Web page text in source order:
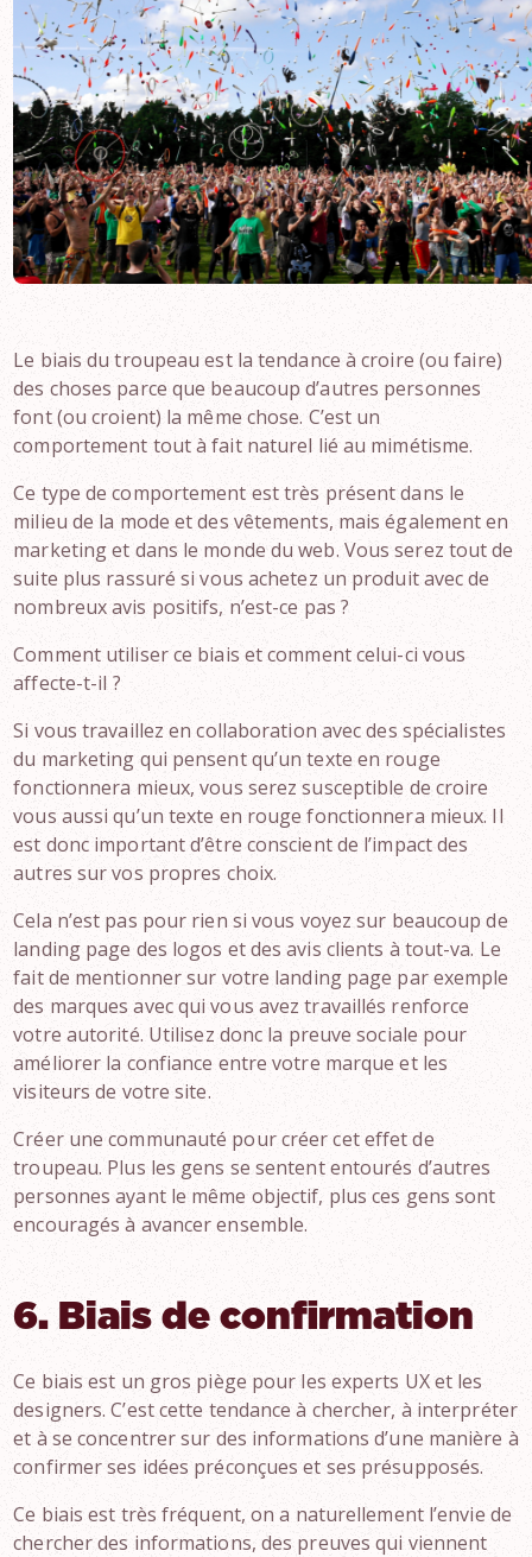
Le biais du troupeau est la tendance à croire (ou faire)
des choses parce que beaucoup d’autres personnes
font (ou croient) la même chose. C’est un
comportement tout à fait naturel lié au mimétisme.
Ce type de comportement est très présent dans le
milieu de la mode et des vêtements, mais également en
marketing et dans le monde du web. Vous serez tout de
suite plus rassuré si vous achetez un produit avec de
nombreux avis positifs, n’est-ce pas ?
Comment utiliser ce biais et comment celui-ci vous
affecte-t-il ?
Si vous travaillez en collaboration avec des spécialistes
du marketing qui pensent qu’un texte en rouge
fonctionnera mieux, vous serez susceptible de croire
vous aussi qu’un texte en rouge fonctionnera mieux. Il
est donc important d’être conscient de l’impact des
autres sur vos propres choix.
Cela n’est pas pour rien si vous voyez sur beaucoup de
landing page des logos et des avis clients à tout-va. Le
fait de mentionner sur votre landing page par exemple
des marques avec qui vous avez travaillés renforce
votre autorité. Utilisez donc la preuve sociale pour
améliorer la confiance entre votre marque et les
visiteurs de votre site.
Créer une communauté pour créer cet effet de
troupeau. Plus les gens se sentent entourés d’autres
personnes ayant le même objectif, plus ces gens sont
encouragés à avancer ensemble.
6. Biais de confirmation
Ce biais est un gros piège pour les experts UX et les
designers. C’est cette tendance à chercher, à interpréter
et à se concentrer sur des informations d’une manière à
confirmer ses idées préconçues et ses présupposés.
Ce biais est très fréquent, on a naturellement l’envie de
chercher des informations, des preuves qui viennent